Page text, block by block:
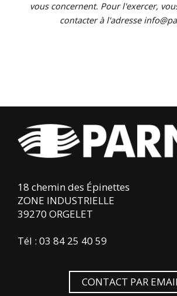
vous concernent. Pour l'exercer,
contacter à l'adresse
18 chemin des Épinettes
ZONE INDUSTRIELLE
39270 ORGELET
Tél : 03 84 25 40 59
CONTACT PAR